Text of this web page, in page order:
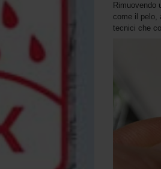
Rimuovendo
come il pelo,
tecnici che